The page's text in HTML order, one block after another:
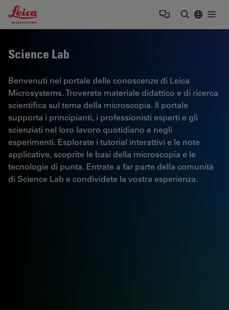
Leica Microsystems Logo
Science Lab
Benvenuti nel portale delle conoscenze di Leica
Microsystems. Troverete materiale didattico e di ricerca
scientifica sul tema della microscopia. Il portale
supporta i principianti, i professionisti esperti e gli
scienziati nel loro lavoro quotidiano e negli
esperimenti. Esplorate i tutorial interattivi e le note
applicative, scoprite le basi della microscopia e le
tecnologie di punta. Entrate a far parte della comunità
di Science Lab e condividete la vostra esperienza.